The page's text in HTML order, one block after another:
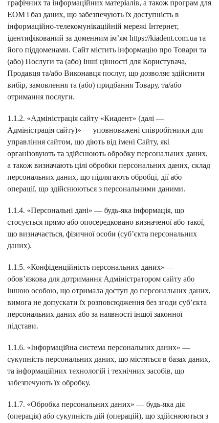
графічних та інформаційних матеріалів, а також програм для
ЕОМ і баз даних, що забезпечують їх доступність в
інформаційно-телекомунікаційній мережі Інтернет,
ідентифікований за доменним ім’ям https://kiadent.com.ua та
його піддоменами. Сайт містить інформацію про Товари та
(або) Послуги та (або) Інші цінності для Користувача,
Продавця та/або Виконавця послуг, що дозволяє здійснити
вибір, замовлення та (або) придбання Товару, та/або
отримання послуги.
1.1.2. «Адміністрація сайту «Киадент» (далі —
Адміністрація сайту)» — уповноважені співробітники для
управління сайтом, що діють від імені Сайту, які
організовують та здійснюють обробку персональних даних,
а також визначають цілі обробки персональних даних, склад
персональних даних, що підлягають обробці, дії або
операції, що здійснюються з персональними даними.
1.1.4. «Персональні дані» — будь-яка інформація, що
стосується прямо або опосередковано визначеної або такої,
що визначається, фізичної особи (суб’єкта персональних
даних).
1.1.5. «Конфіденційність персональних даних» —
обов’язкова для дотримання Адміністратором сайту або
іншою особою, що отримала доступ до персональних даних,
вимога не допускати їх розповсюдження без згоди суб’єкта
персональних даних або за наявності іншої законної
підстави.
1.1.6. «Інформаційна система персональних даних» —
сукупність персональних даних, що містяться в базах даних,
та інформаційних технологій і технічних засобів, що
забезпечують їх обробку.
1.1.7. «Обробка персональних даних» — будь-яка дія
(операція) або сукупність дій (операцій), що здійснюються з